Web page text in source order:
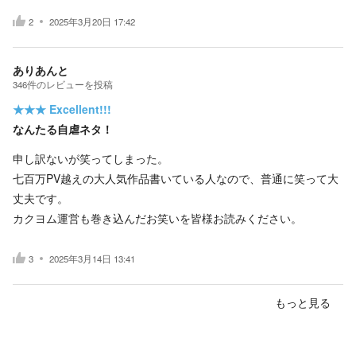
2 2025年3月20日 17:42
ありあんと
346件のレビューを投稿
★★★ Excellent!!!
なんたる自虐ネタ！
申し訳ないが笑ってしまった。
七百万PV越えの大人気作品書いている人なので、普通に笑って大
丈夫です。
カクヨム運営も巻き込んだお笑いを皆様お読みください。
3 2025年3月14日 13:41
もっと見る